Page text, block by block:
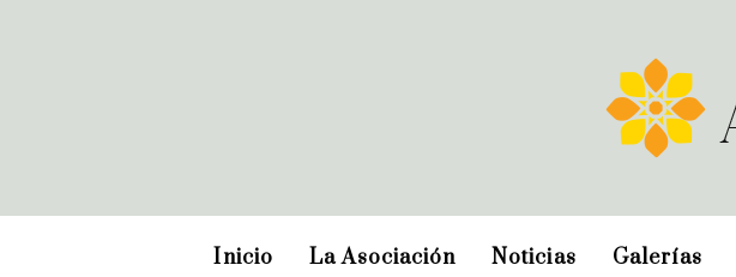
Inicio La Asociación Noticias Galerías